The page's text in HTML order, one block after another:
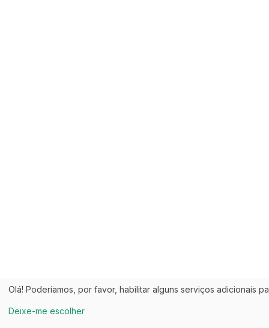
Olá! Poderíamos, por favor, habilitar alguns serviços adicionais
Deixe-me escolher